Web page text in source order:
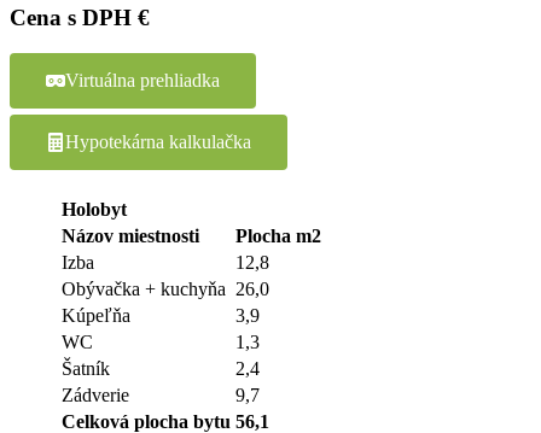
Cena s DPH €
Virtuálna prehliadka
Hypotekárna kalkulačka
Holobyt
Názov miestnosti
Plocha m2
Izba
12,8
Obývačka + kuchyňa 26,0
Kúpeľňa
3,9
WC
1,3
Šatník
2,4
Zádverie
9,7
Celková plocha bytu 56,1